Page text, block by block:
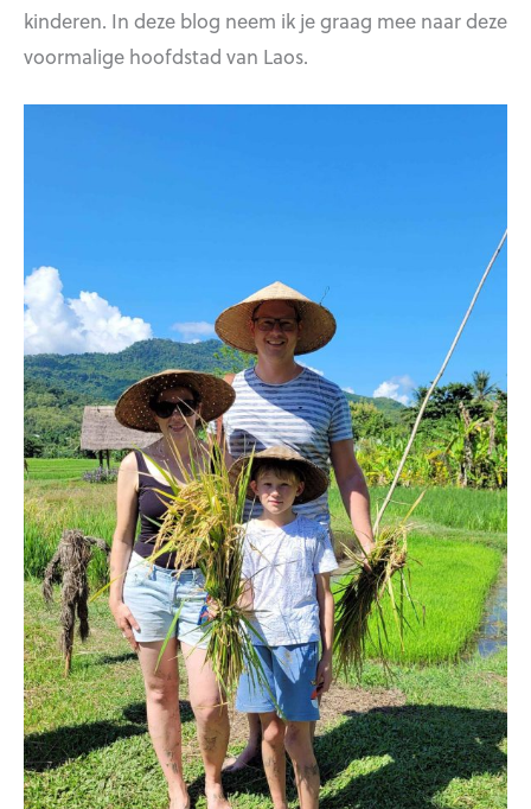
kinderen. In deze blog neem ik je graag mee naar deze
voormalige hoofdstad van Laos.